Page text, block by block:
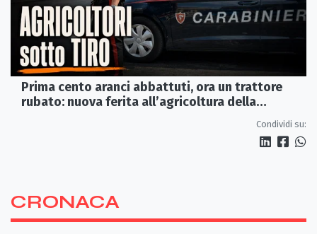
Prima cento aranci abbattuti, ora un trattore
rubato: nuova ferita all’agricoltura della
Condividi su:
CRONACA